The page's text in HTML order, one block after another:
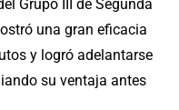
Grupo III de Segunda
una gran eficacia
y logró adelantarse
su ventaja antes